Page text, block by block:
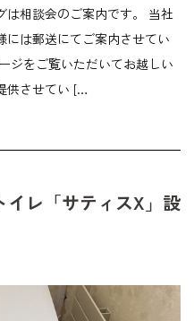
は相談会のご案内です。 当社
には郵送にてご案内させてい
ジをご覧いただいてお越しい
供させてい […
イレ「サティスX」設